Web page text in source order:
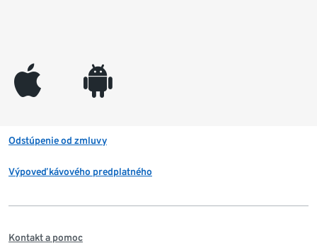
appleinc android
Odstúpenie od zmluvy
Výpoveď kávového predplatného
Kontakt a pomoc